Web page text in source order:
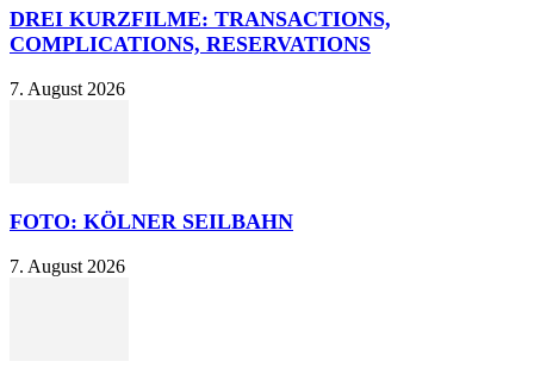
DREI KURZFILME: TRANSACTIONS,
COMPLICATIONS, RESERVATIONS
7. August 2026
FOTO: KÖLNER SEILBAHN
7. August 2026